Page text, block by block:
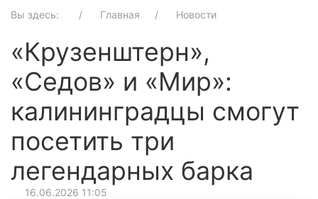
Вы здесь: Главная Новости
«Крузенштерн»,
«Седов» и «Мир»:
калининградцы смогут
посетить три
легендарных барка
16.06.2026 11:05